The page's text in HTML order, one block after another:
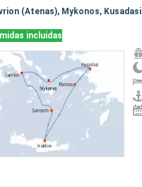
(Atenas), Mykonos, Kusadasi
incluidas